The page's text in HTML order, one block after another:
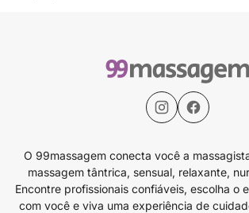
O 99massagem conecta você a
massagem tântrica, sensual, relaxante,
Encontre profissionais confiáveis, escolha o
com você e viva uma experiência de